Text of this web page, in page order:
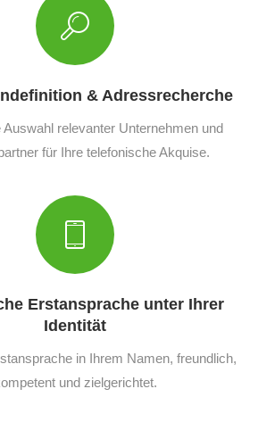
& Adressrecherche
Auswahl relevanter Unternehmen und
für Ihre telefonische Akquise.
Erstansprache unter Ihrer
Identität
in Ihrem Namen, freundlich,
und zielgerichtet.